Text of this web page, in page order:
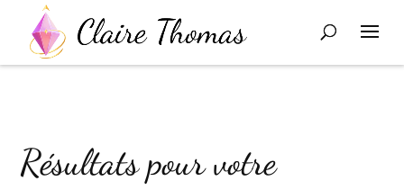
Résultats pour votre